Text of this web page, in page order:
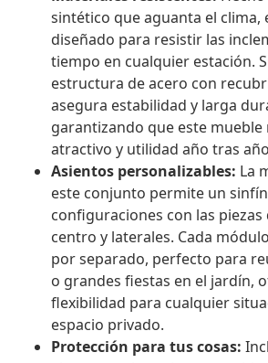
sintético que aguanta el clima,
diseñado para resistir las
tiempo en cualquier estación.
estructura de acero con
asegura estabilidad y larga
garantizando que este mueble
atractivo y utilidad año tras
Asientos personalizables: La
este conjunto permite un
configuraciones con las piezas
centro y laterales. Cada
por separado, perfecto para
o grandes fiestas en el jardín,
flexibilidad para cualquier
espacio privado.
Protección para tus cosas: